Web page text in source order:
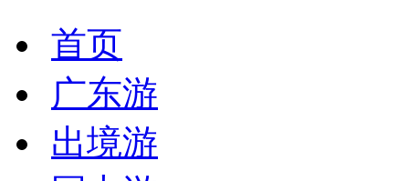
首页
广东游
出境游